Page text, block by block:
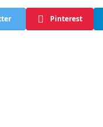
Pinterest